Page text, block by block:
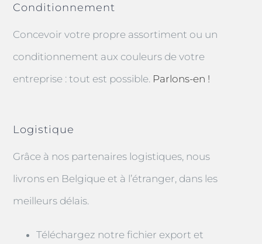
Conditionnement
Concevoir votre propre assortiment ou un
conditionnement aux couleurs de votre
entreprise : tout est possible. Parlons-en !
Logistique
Grâce à nos partenaires logistiques, nous
livrons en Belgique et à l’étranger, dans les
meilleurs délais.
Téléchargez notre fichier export et